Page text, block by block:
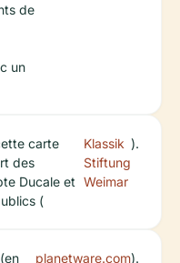
de
un
carte
des
Ducale et
(
Klassik
Stiftung
Weimar
).
planetware.com).